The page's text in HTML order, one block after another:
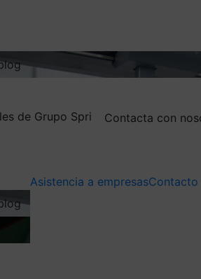
de Grupo Spri
Contacta con
Asistencia a empresasContacto